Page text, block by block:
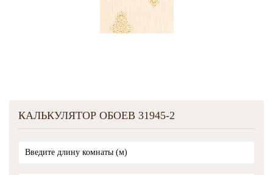
КАЛЬКУЛЯТОР ОБОЕВ 31945-2